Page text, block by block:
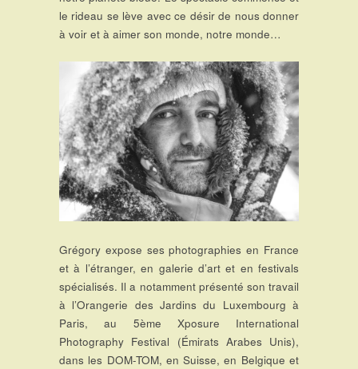
le rideau se lève avec ce désir de nous donner
à voir et à aimer son monde, notre monde…
Grégory expose ses photographies en France
et à l’étranger, en galerie d’art et en festivals
spécialisés. Il a notamment présenté son travail
à l’Orangerie des Jardins du Luxembourg à
Paris, au 5ème Xposure International
Photography Festival (Émirats Arabes Unis),
dans les DOM-TOM, en Suisse, en Belgique et